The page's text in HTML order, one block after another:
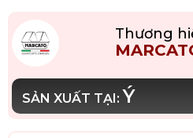
Thương
SẢN XUẤT TẠI: Ý